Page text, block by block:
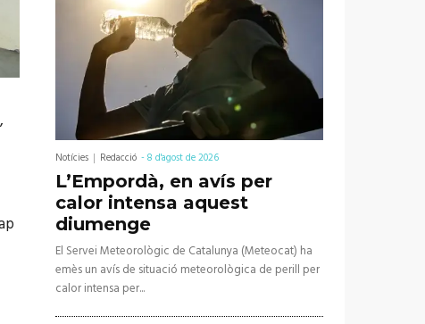
Notícies Redacció -8 d'agost de 2026
L’Empordà, en avís per
calor intensa aquest
diumenge
El Servei Meteorològic de Catalunya (Meteocat) ha
emès un avís de situació meteorològica de perill per
calor intensa per...